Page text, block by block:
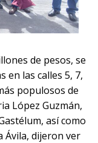
de pesos, se
en las calles 5, 7,
populosos de
López Guzmán,
así como
Ávila, dijeron ver